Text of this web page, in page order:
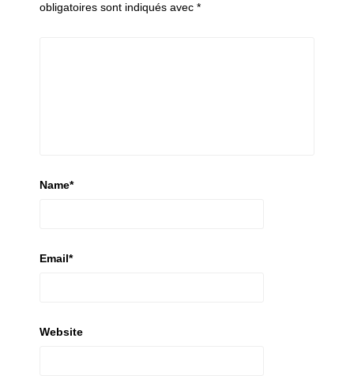
obligatoires sont indiqués avec *
Name*
Email*
Website